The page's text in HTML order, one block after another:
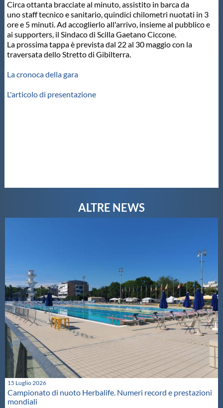
Cookie Policy
Archivio News
Flash News
Circa ottanta bracciate al minuto, assistito in barca da
uno staff tecnico e sanitario, quindici chilometri nuotati in 3
ore e 5 minuti. Ad accoglierlo all'arrivo, insieme al pubblico e
ai supporters, il Sindaco di Scilla Gaetano Ciccone.
La prossima tappa è prevista dal 22 al 30 maggio con la
traversata dello Stretto di Gibilterra.
La cronoca della gara
L'articolo di presentazione
15 Luglio 2026
Campionato di nuoto Herbalife. Numeri record e prestazioni
mondiali